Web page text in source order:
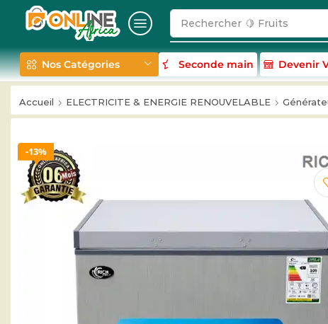
Rechercher 🥛 Milk
Nos Catégories Seconde main Devenir
Accueil ELECTRICITE & ENERGIE RENOUVELABLE
13%